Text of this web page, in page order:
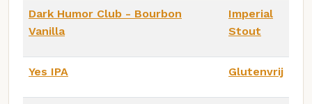
Dark Humor Club - Bourbon
Vanilla
Imperial
Stout
Yes IPA Glutenvrij